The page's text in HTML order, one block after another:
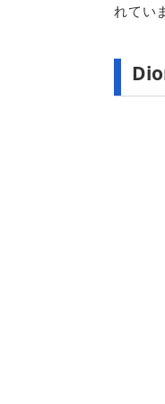
れてい